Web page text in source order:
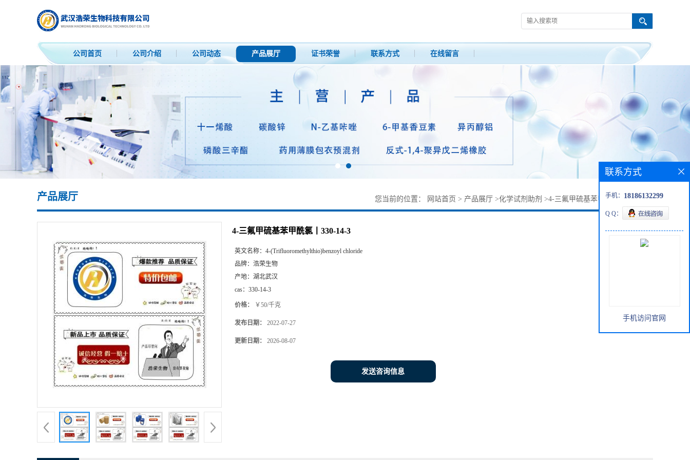
公司首页 公司介绍 公司动态 产品展厅 证书荣誉 联系方式 在线留言
产品展厅 您当前的位置： 网站首页 > 产品展厅 >化学试剂助剂 >4-三氟甲硫基苯甲酰氯丨330-14-3
4-三氟甲硫基苯甲酰氯丨330-14-3
英文名称： 4-(Trifluoromethylthio)benzoyl chloride
品牌： 浩荣生物
产地： 湖北武汉
cas： 330-14-3
价格： ￥50/千克
发布日期： 2022-07-27
更新日期： 2026-08-07
发送咨询信息
联系方式
手机： 18186132299
Q Q：
手机访问官网